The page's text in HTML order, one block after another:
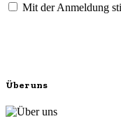
Mit der Anmeldung
Über uns